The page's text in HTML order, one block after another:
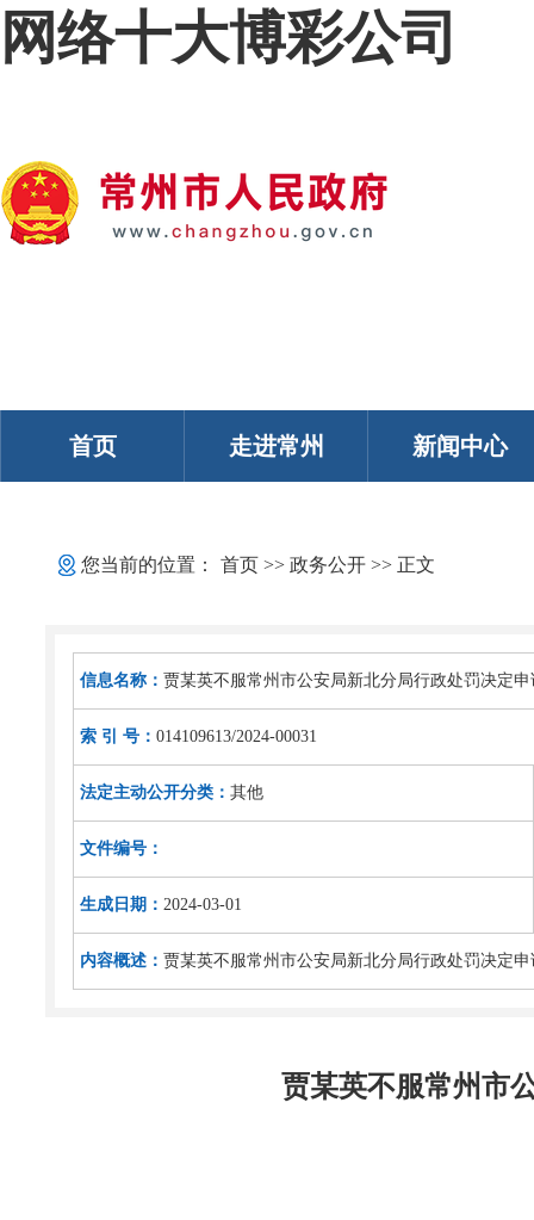
网络十大博彩公司
首页 走进常州 新闻中心
您当前的位置： 首页>> 政务公开>> 正文
信息名称： 贾某英不服常州市公安局新北分局行政处罚决定
索 引 号： 014109613/2024-00031
法定主动公开分类： 其他
文件编号：
生成日期： 2024-03-01
内容概述： 贾某英不服常州市公安局新北分局行政处罚决定
贾某英不服常州市